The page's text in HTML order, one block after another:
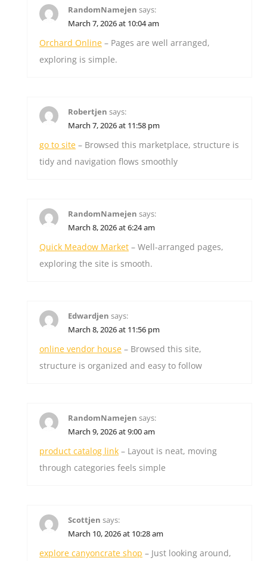
RandomNamejen says:
March 7, 2026 at 10:04 am
Orchard Online – Pages are well arranged,
exploring is simple.
Robertjen says:
March 7, 2026 at 11:58 pm
go to site – Browsed this marketplace, structure is
tidy and navigation flows smoothly
RandomNamejen says:
March 8, 2026 at 6:24 am
Quick Meadow Market – Well-arranged pages,
exploring the site is smooth.
Edwardjen says:
March 8, 2026 at 11:56 pm
online vendor house – Browsed this site,
structure is organized and easy to follow
RandomNamejen says:
March 9, 2026 at 9:00 am
product catalog link – Layout is neat, moving
through categories feels simple
Scottjen says:
March 10, 2026 at 10:28 am
explore canyoncrate shop – Just looking around,